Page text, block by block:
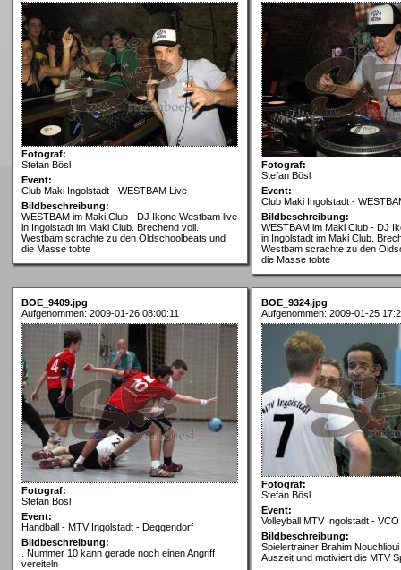
Fotograf:
Stefan Bösl
Event:
Club Maki Ingolstadt - WESTBAM Live
Bildbeschreibung:
WESTBAM im Maki Club - DJ Ikone Westbam live
in Ingolstadt im Maki Club. Brechend voll.
Westbam scrachte zu den Oldschoolbeats und
die Masse tobte
Fotograf:
Stefan Bösl
Event:
Club Maki Ingolstadt -
Bildbeschreibung:
WESTBAM im Maki Club - DJ
in Ingolstadt im Maki Club.
Westbam scrachte zu den
die Masse tobte
BOE_9409.jpg
Aufgenommen: 2009-01-26 08:00:11
Fotograf:
Stefan Bösl
Event:
Handball - MTV Ingolstadt - Deggendorf
Bildbeschreibung:
. Nummer 10 kann gerade noch einen Angriff
vereiteln
BOE_9324.jpg
Aufgenommen: 2009-01-25
Fotograf:
Stefan Bösl
Event:
Volleyball MTV Ingolstadt -
Bildbeschreibung:
Spielertrainer Brahim
Auszeit und motiviert die MTV